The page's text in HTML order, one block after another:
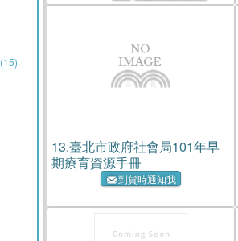
(15)
13.臺北市政府社會局101年早
期療育資源手冊
到貨時通知我